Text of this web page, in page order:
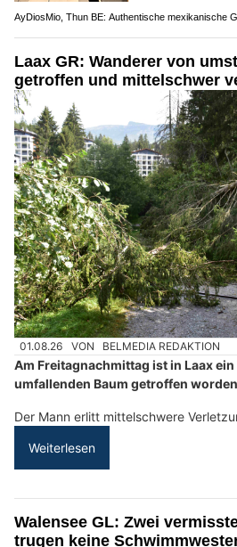
AyDiosMio, Thun BE: Authentische mexikanische
Laax GR: Wanderer von
getroffen und mittelschwer
01.08.26 VON BELMEDIA REDAKTION
Am Freitagnachmittag ist in Laax
umfallenden Baum getroffen
Der Mann erlitt mittelschwere
Weiterlesen
Walensee GL: Zwei
trugen keine